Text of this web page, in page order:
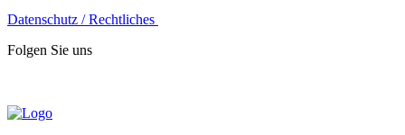
Datenschutz / Rechtliches
Folgen Sie uns